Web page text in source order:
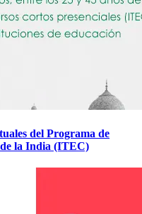
del Programa de
la India (ITEC)